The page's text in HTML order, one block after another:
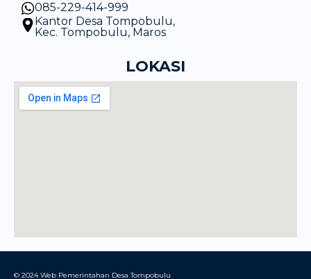
085-229-414-999
Kantor Desa Tompobulu,
Kec. Tompobulu, Maros
LOKASI
© 2024 Web Pemerintahan Desa Tompobulu